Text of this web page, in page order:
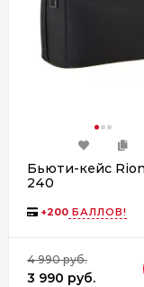
Бьюти-кейс
240
+200 БАЛЛОВ!
4 990 руб.
3 990 руб.